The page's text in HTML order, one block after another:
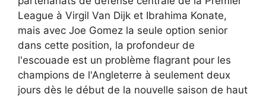
League à Virgil Van Dijk et Ibrahima Konate,
mais avec Joe Gomez la seule option senior
dans cette position, la profondeur de
l'escouade est un problème flagrant pour les
champions de l'Angleterre à seulement deux
jours dès le début de la nouvelle saison de haut